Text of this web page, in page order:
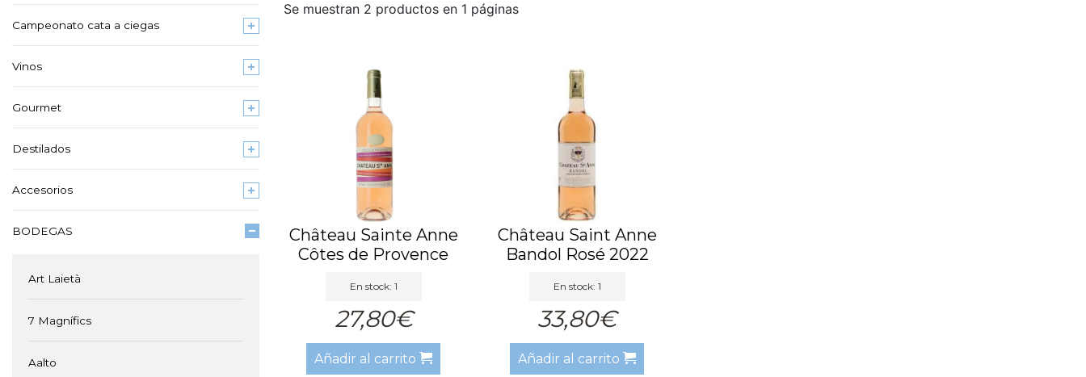
Campeonato cata a ciegas
Vinos
Gourmet
Destilados
Accesorios
BODEGAS
Art Laietà
7 Magnífics
Aalto
Se muestran 2 productos en 1 páginas
Château Sainte Anne
Côtes de Provence
En stock: 1
27,80€
Añadir al carrito
Château Saint Anne
Bandol Rosé 2022
En stock: 1
33,80€
Añadir al carrito